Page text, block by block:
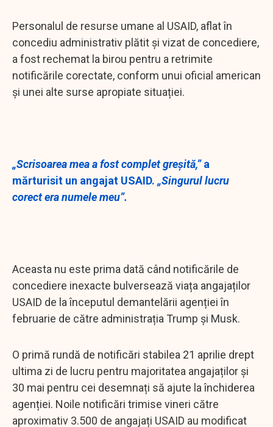
Personalul de resurse umane al USAID, aflat în
concediu administrativ plătit și vizat de concediere,
a fost rechemat la birou pentru a retrimite
notificările corectate, conform unui oficial american
și unei alte surse apropiate situației.
„Scrisoarea mea a fost complet greșită,”a
mărturisit un angajat USAID. „Singurul lucru
corect era numele meu”.
Aceasta nu este prima dată când notificările de
concediere inexacte bulversează viața angajaților
USAID de la începutul demantelării agenției în
februarie de către administrația Trump și Musk.
O primă rundă de notificări stabilea 21 aprilie drept
ultima zi de lucru pentru majoritatea angajaților și
30 mai pentru cei desemnați să ajute la închiderea
agenției. Noile notificări trimise vineri către
aproximativ 3.500 de angajați USAID au modificat